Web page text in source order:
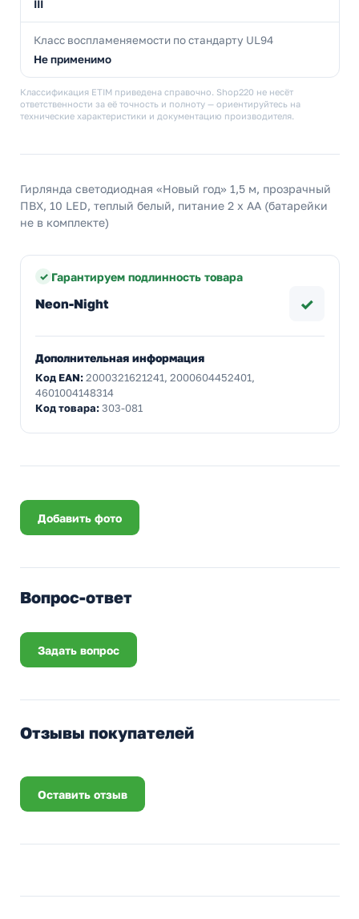
III
Класс воспламеняемости по стандарту UL94
Не применимо
Классификация ETIM приведена справочно. Shop220 не несёт
ответственности за её точность и полноту — ориентируйтесь на
технические характеристики и документацию производителя.
Гирлянда светодиодная «Новый год» 1,5 м, прозрачный
ПВХ, 10 LED, теплый белый, питание 2 х АА (батарейки
не в комплекте)
Гарантируем подлинность товара
Neon-Night ✓
Дополнительная информация
Код EAN:2000321621241, 2000604452401,
4601004148314
Код товара:303-081
Добавить фото
Вопрос-ответ
Задать вопрос
Отзывы покупателей
Оставить отзыв